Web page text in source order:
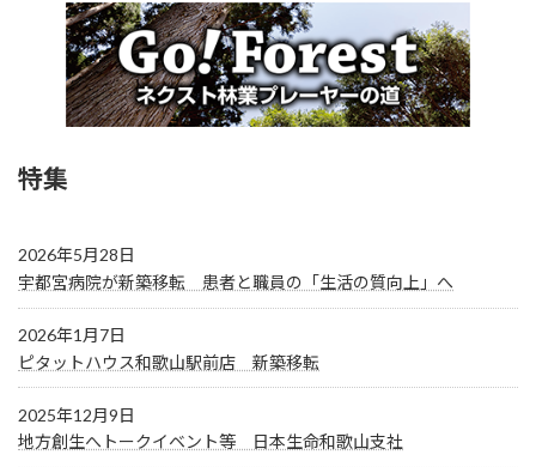
特集
2026年5月28日
宇都宮病院が新築移転 患者と職員の「生活の質向上」へ
2026年1月7日
ピタットハウス和歌山駅前店 新築移転
2025年12月9日
地方創生へトークイベント等 日本生命和歌山支社